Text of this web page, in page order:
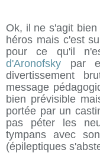
Ok, il ne s'agit
héros mais c'est
pour ce qu'il
d'Aronofsky par
divertissement
message
bien prévisible
portée par un
pas péter les
tympans avec
(épileptiques